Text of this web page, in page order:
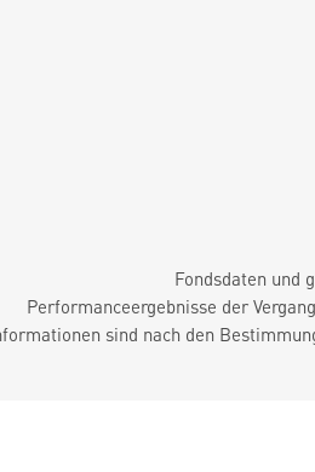
Fondsdaten und
Performanceergebnisse der
sind nach den